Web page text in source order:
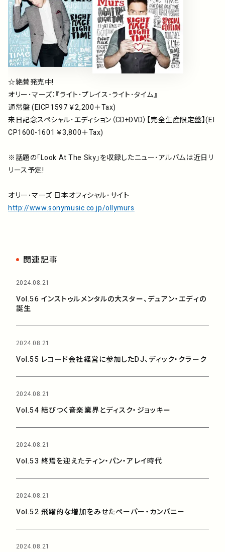
☆絶賛発売中!
オリー･マーズ：『ライト･プレイス･ライト･タイム』
通常盤 (EICP1597 ￥2,200＋Tax)
来日記念スペシャル･エディション（CD+DVD）【完全生産限定盤】(EI
CP1600-1601 ￥3,800＋Tax)
※話題の｢Look At The Sky｣を収録したニュー･アルバムは近日リ
リース予定!
オリー･マーズ 日本オフィシャル･サイト
http://www.sonymusic.co.jp/ollymurs
関連記事
2024.08.21
Vol.56 インストゥルメンタルの大スター、デュアン・エディの
誕生
2024.08.21
Vol.55 レコード会社経営に参加したDJ、ディック・クラーク
2024.08.21
Vol.54 結びつく音楽業界とディスク・ジョッキー
2024.08.21
Vol.53 終焉を迎えたティン・パン・アレイ時代
2024.08.21
Vol.52 飛躍的な増加をみせたペーパー・カンパニー
2024.08.21